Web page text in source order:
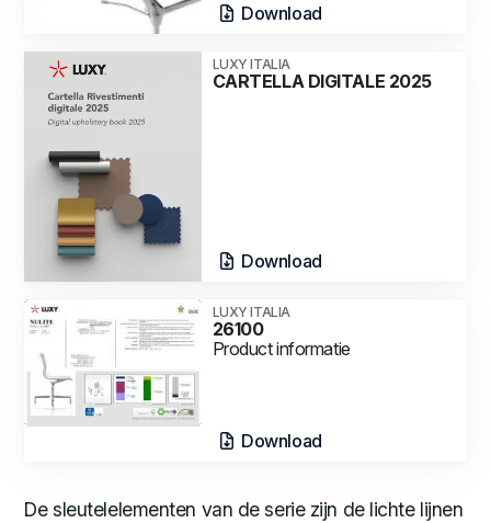
Download
LUXY ITALIA
CARTELLA DIGITALE 2025
Download
LUXY ITALIA
26100
Product informatie
Download
De sleutelelementen van de serie zijn de lichte lijnen